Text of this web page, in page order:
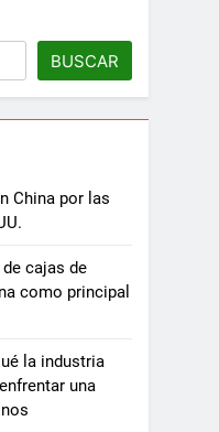
BUSCAR
China por las
cajas de
como principal
la industria
una